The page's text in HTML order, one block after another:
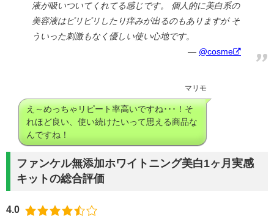
液が吸いついてくれてる感じです。 個人的に美白系の
美容液はピリピリしたり痒みが出るのもありますが そ
ういった刺激もなく優しい使い心地です。
@cosme
マリモ
え～めっちゃリピート率高いですね･･･！そ
れほど良い、使い続けたいって思える商品な
んですね！
ファンケル無添加ホワイトニング美白1ヶ月実感
キットの総合評価
4.0